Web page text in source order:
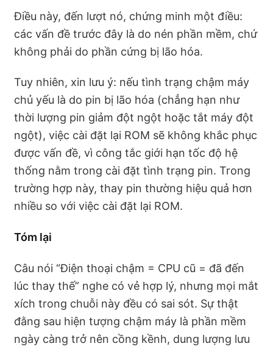
Điều này, đến lượt nó, chứng minh một điều:
các vấn đề trước đây là do nén phần mềm, chứ
không phải do phần cứng bị lão hóa.
Tuy nhiên, xin lưu ý: nếu tình trạng chậm máy
chủ yếu là do pin bị lão hóa (chẳng hạn như
thời lượng pin giảm đột ngột hoặc tắt máy đột
ngột), việc cài đặt lại ROM sẽ không khắc phục
được vấn đề, vì công tắc giới hạn tốc độ hệ
thống nằm trong cài đặt tình trạng pin. Trong
trường hợp này, thay pin thường hiệu quả hơn
nhiều so với việc cài đặt lại ROM.
Tóm lại
Câu nói “Điện thoại chậm = CPU cũ = đã đến
lúc thay thế” nghe có vẻ hợp lý, nhưng mọi mắt
xích trong chuỗi này đều có sai sót. Sự thật
đằng sau hiện tượng chậm máy là phần mềm
ngày càng trở nên cồng kềnh, dung lượng lưu